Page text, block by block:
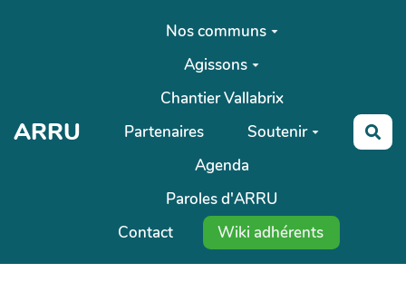
Aller au contenu principal
ARRU
Nos communs
Agissons
Chantier Vallabrix
Partenaires
Soutenir
Agenda
Paroles d'ARRU
Contact
Wiki adhérents